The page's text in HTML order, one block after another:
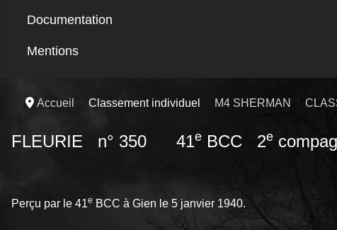
Documentation
Mentions
Accueil Classement individuel M4 SHERMAN
FLEURIE n° 350 41e BCC 2e
Perçu par le 41e BCC à Gien le 5 janvier 1940.